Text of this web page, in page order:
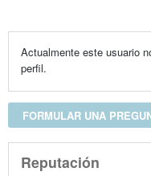
Actualmente este usuario
perfil.
FORMULAR UNA
Reputación